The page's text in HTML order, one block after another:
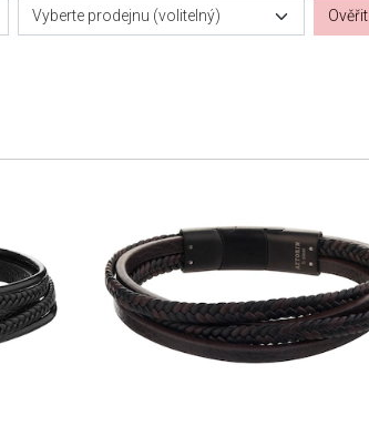
Vyberte prodejnu (volitelný) Ověřit